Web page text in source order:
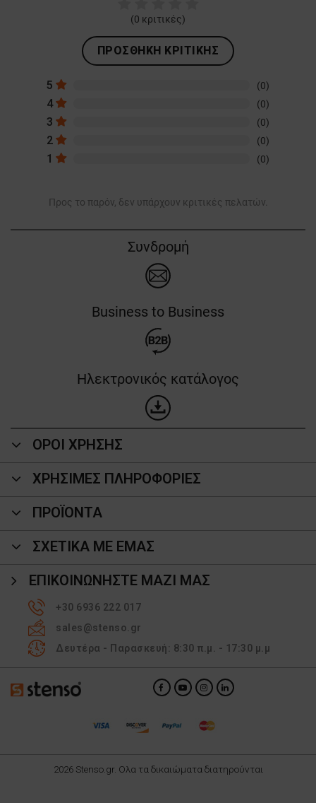
(0 κριτικές)
ΠΡΟΣΘΉΚΗ ΚΡΙΤΙΚΉΣ
5 (0)
4 (0)
3 (0)
2 (0)
1 (0)
Προς το παρόν, δεν υπάρχουν κριτικές πελατών.
Συνδρομή
Business to Business
Ηλεκτρονικός κατάλογος
ΟΡΟΙ ΧΡΗΣΗΣ
ΧΡΗΣΙΜΕΣ ΠΛΗΡΟΦΟΡΙΕΣ
ΠΡΟΪΌΝΤΑ
ΣΧΕΤΙΚΑ ΜΕ ΕΜΑΣ
ΕΠΙΚΟΙΝΩΝΉΣΤΕ ΜΑΖΊ ΜΑΣ
+30 6936 222 017
sales@stenso.gr
Δευτέρα - Παρασκευή: 8:30 π.μ. - 17:30 μ.μ
2026 Stenso.gr. Ολα τα δικαιώματα διατηρούνται